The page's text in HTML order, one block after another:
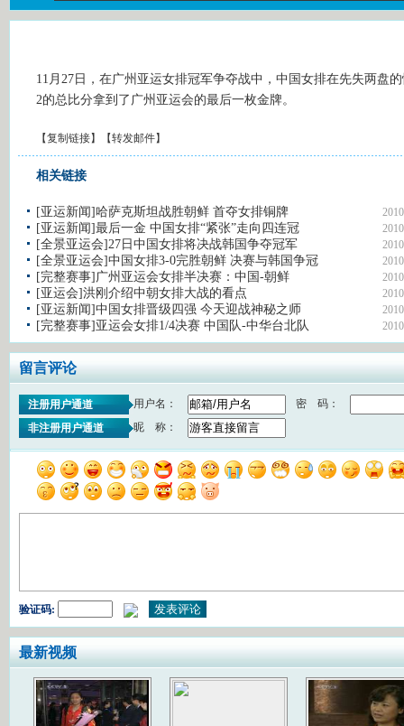
11月27日，在广州亚运女排冠军争夺战中，中国女排在先失两盘
2的总比分拿到了广州亚运会的最后一枚金牌。
【复制链接】【转发邮件】
相关链接
[亚运新闻]哈萨克斯坦战胜朝鲜 首夺女排铜牌
[亚运新闻]最后一金 中国女排“紧张”走向四连冠
[全景亚运会]27日中国女排将决战韩国争夺冠军
[全景亚运会]中国女排3-0完胜朝鲜 决赛与韩国争冠
[完整赛事]广州亚运会女排半决赛：中国-朝鲜
[亚运会]洪刚介绍中朝女排大战的看点
[亚运新闻]中国女排晋级四强 今天迎战神秘之师
[完整赛事]亚运会女排1/4决赛 中国队-中华台北队
留言评论
注册用户通道 用户名：
密 码：
非注册用户通道
昵 称：
验证码:
最新视频